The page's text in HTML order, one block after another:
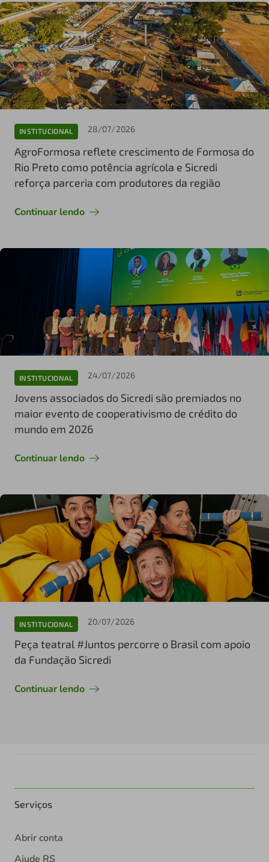
INSTITUCIONAL 28/07/2026
AgroFormosa reflete crescimento de Formosa do
Rio Preto como potência agrícola e Sicredi
reforça parceria com produtores da região
Continuar lendo
INSTITUCIONAL 24/07/2026
Jovens associados do Sicredi são premiados no
maior evento de cooperativismo de crédito do
mundo em 2026
Continuar lendo
INSTITUCIONAL 20/07/2026
Peça teatral #Juntos percorre o Brasil com apoio
da Fundação Sicredi
Continuar lendo
Serviços
Abrir conta
Ajude RS